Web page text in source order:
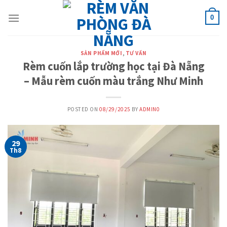
0
SẢN PHẨM MỚI , TƯ VẤN
Rèm cuốn lắp trường học tại Đà Nẵng
– Mẫu rèm cuốn màu trắng Như Minh
POSTED ON08/29/2025 BYADMIN0
29
Th8